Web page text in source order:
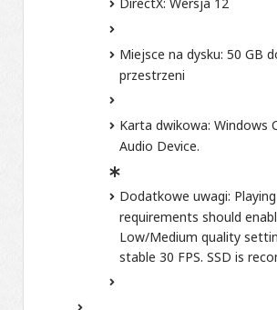
Miejsce na dysku: 50 GB
przestrzeni
Karta dwikowa: Windows
Audio Device.
Dodatkowe uwagi:
requirements should
Low/Medium quality
stable 30 FPS. SSD is